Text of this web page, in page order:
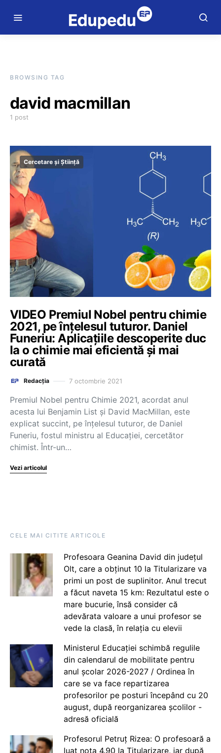
BROWSING TAG
david macmillan
1 post
Cercetare și Știință
VIDEO Premiul Nobel pentru chimie
2021, pe înțelesul tuturor. Daniel
Funeriu: Aplicațiile descoperite duc
la o chimie mai eficientă și mai
curată
Redacția 7 octombrie 2021
Premiul Nobel pentru Chimie 2021, acordat anul
acesta lui Benjamin List și David MacMillan, este
explicat succint, pe înțelesul tuturor, de Daniel
Funeriu, fostul ministru al Educației, cercetător
chimist. Într-un…
Vezi articolul
CELE MAI CITITE ARTICOLE
Profesoara Geanina David din județul
Olt, care a obținut 10 la Titularizare va
primi un post de suplinitor. Anul trecut
a făcut naveta 15 km: Rezultatul este o
mare bucurie, însă consider că
adevărata valoare a unui profesor se
vede la clasă, în relația cu elevii
Ministerul Educației schimbă regulile
din calendarul de mobilitate pentru
anul școlar 2026-2027 / Ordinea în
care se va face repartizarea
profesorilor pe posturi începând cu 20
august, după reorganizarea școlilor -
adresă oficială
Profesorul Petruț Rizea: O profesoară a
luat nota 4.90 la Titularizare, iar după